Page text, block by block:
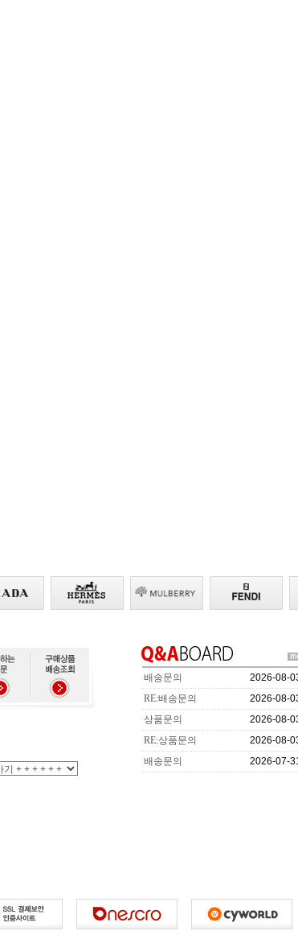
배송문의
2026-08-
RE:배송문의
2026-08-
상품문의
2026-08-
RE:상품문의
2026-08-
배송문의
2026-07-